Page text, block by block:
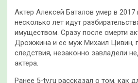
Актер Алексей Баталов умер в 2017
несколько лет идут
имуществом. Сразу после смерти
Дрожжина и ее муж Михаил Цивин,
следствия, незаконно завладели
актера.
Ранее 5-tv.ru рассказал о том, как